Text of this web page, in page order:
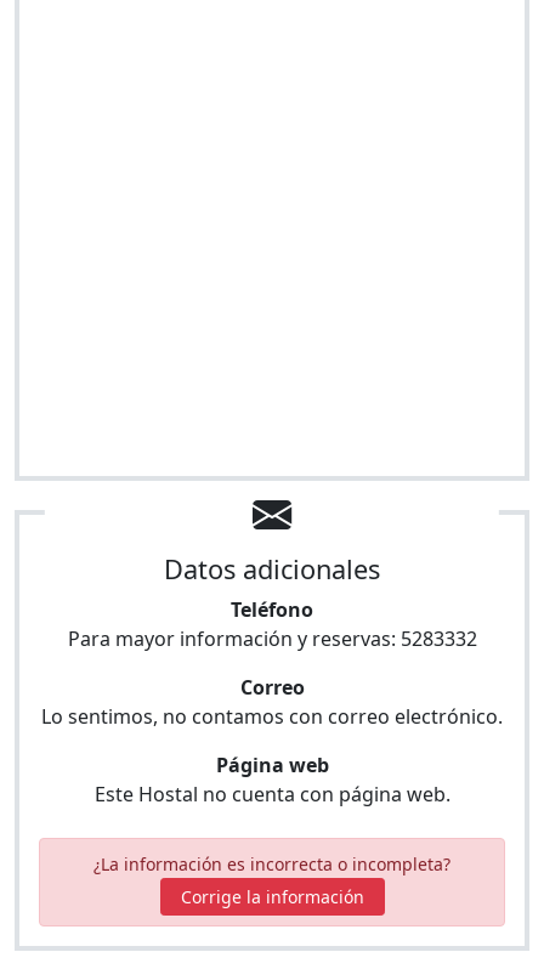
Datos adicionales
Teléfono
Para mayor información y reservas: 5283332
Correo
Lo sentimos, no contamos con correo electrónico.
Página web
Este Hostal no cuenta con página web.
¿La información es incorrecta o incompleta?
Corrige la información